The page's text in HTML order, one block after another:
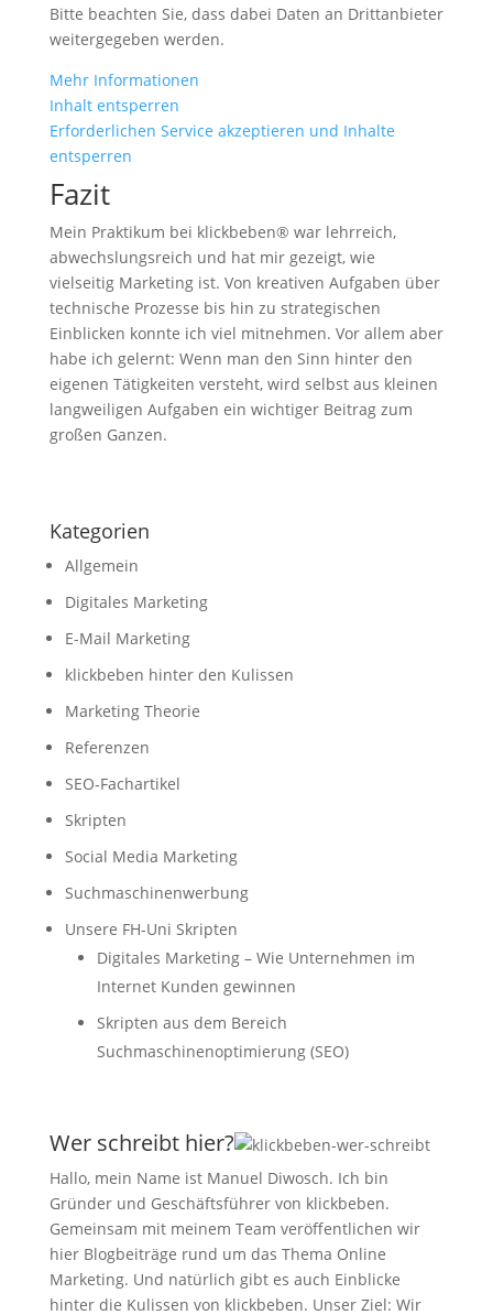
Bitte beachten Sie, dass dabei Daten an Drittanbieter
weitergegeben werden.
Mehr Informationen
Inhalt entsperren
Erforderlichen Service akzeptieren und Inhalte
entsperren
Fazit
Mein Praktikum bei klickbeben® war lehrreich,
abwechslungsreich und hat mir gezeigt, wie
vielseitig Marketing ist. Von kreativen Aufgaben über
technische Prozesse bis hin zu strategischen
Einblicken konnte ich viel mitnehmen. Vor allem aber
habe ich gelernt: Wenn man den Sinn hinter den
eigenen Tätigkeiten versteht, wird selbst aus kleinen
langweiligen Aufgaben ein wichtiger Beitrag zum
großen Ganzen.
Kategorien
Allgemein
Digitales Marketing
E-Mail Marketing
klickbeben hinter den Kulissen
Marketing Theorie
Referenzen
SEO-Fachartikel
Skripten
Social Media Marketing
Suchmaschinenwerbung
Unsere FH-Uni Skripten
Digitales Marketing – Wie Unternehmen im
Internet Kunden gewinnen
Skripten aus dem Bereich
Suchmaschinenoptimierung (SEO)
Wer schreibt hier?
Hallo, mein Name ist Manuel Diwosch. Ich bin
Gründer und Geschäftsführer von klickbeben.
Gemeinsam mit meinem Team veröffentlichen wir
hier Blogbeiträge rund um das Thema Online
Marketing. Und natürlich gibt es auch Einblicke
hinter die Kulissen von klickbeben. Unser Ziel: Wir